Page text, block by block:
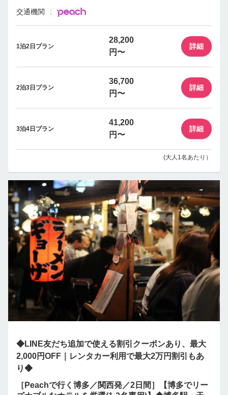
交通機関
1泊2日プラン
28,200
円〜
詳細
2泊3日プラン
36,700
円〜
詳細
3泊4日プラン
41,200
円〜
詳細
(大人1名あたり）
◆LINE友だち追加で使える割引クーポンあり、最大
2,000円OFF｜レンタカー利用で最大2万円割引もあ
り◆
［Peachで行く博多／関西発／2日間］【博多でリー